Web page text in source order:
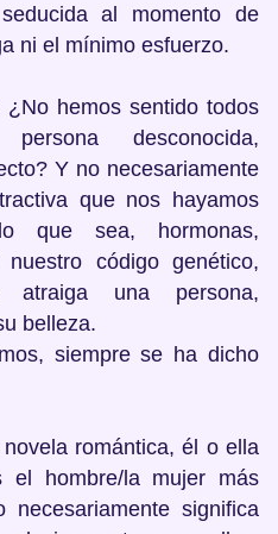
al momento de
ni el mínimo esfuerzo.
hemos sentido todos
desconocida,
Y no necesariamente
que nos hayamos
que sea, hormonas,
código genético,
una persona,
belleza.
siempre se ha dicho
romántica, él o ella
hombre/la mujer más
significa